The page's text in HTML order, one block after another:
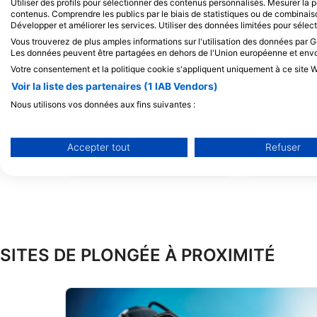
Murène
6Observations
J F M A M J J A S O N D J F M A M
SITES DE PLONGÉE À PROXIMITÉ
Utiliser des profils pour sélectionner des contenus personnalisés. Mesurer la
contenus. Comprendre les publics par le biais de statistiques ou de
Développer et améliorer les services. Utiliser des données limitées pour
Vous trouverez de plus amples informations sur l'utilisation des données par
Les données peuvent être partagées en dehors de l'Union européenne et
Votre consentement et la politique cookie s'appliquent uniquement à ce site
Voir la liste des partenaires (1 IAB Vendors)
Nous utilisons vos données aux fins suivantes :
Stocker et/ou accéder à des informations sur un appareil
Créer des profils de contenus personnalisés
Utiliser des profils pour sélectionner des contenus
Accepter tout Refuser